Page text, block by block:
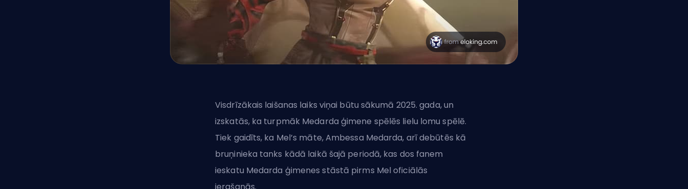
Visdrīzākais laišanas laiks viņai būtu sākumā 2025. gada, un
izskatās, ka turpmāk Medarda ģimene spēlēs lielu lomu spēlē.
Tiek gaidīts, ka Mel’s māte, Ambessa Medarda, arī debūtēs kā
bruņinieka tanks kādā laikā šajā periodā, kas dos fanem
ieskatu Medarda ģimenes stāstā pirms Mel oficiālās